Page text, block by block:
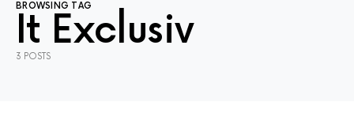
BROWSING TAG
It Exclusiv
3 POSTS